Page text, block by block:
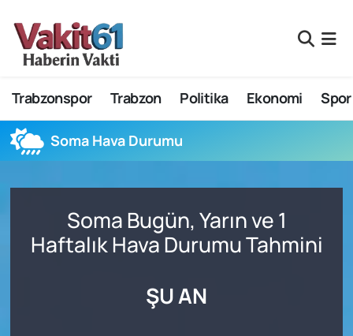
Trabzonspor Trabzon Politika Ekonomi Spor
Soma Hava Durumu
Soma Bugün, Yarın ve 1
Haftalık Hava Durumu Tahmini
ŞU AN
Nöbetçi Eczaneler
Hava Durumu
Namaz Vakitleri
Süper Lig Puan Durumu ve Fikstür
Son Dakika Haberleri